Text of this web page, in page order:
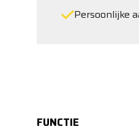
Persoonlijke
FUNCTIE